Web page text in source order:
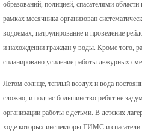
образований, полицией, спасателями
рамках месячника организован
водоемах, патрулирование и проведение
и нахождении граждан у воды. Кроме того,
спланировано усиление работы дежурных
Летом солнце, теплый воздух и вода
сложно, и подчас большинство ребят не
организации работы с детьми. В детских
ходе которых инспекторы ГИМС и спасатели